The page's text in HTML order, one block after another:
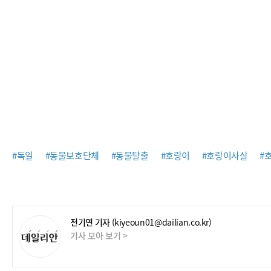
#독일 #동물보호단체 #동물탈출 #호랑이 #호랑이사살 #
전기연 기자 (kiyeoun01@dailian.co.kr)
기사 모아 보기 >